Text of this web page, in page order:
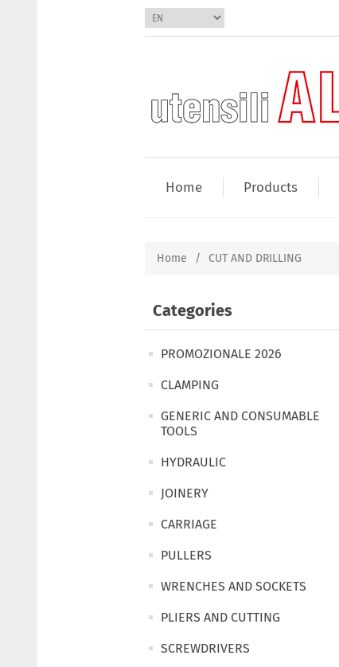
Home Products
Home / CUT AND DRILLING
Categories
PROMOZIONALE 2026
CLAMPING
GENERIC AND CONSUMABLE
TOOLS
HYDRAULIC
JOINERY
CARRIAGE
PULLERS
WRENCHES AND SOCKETS
PLIERS AND CUTTING
SCREWDRIVERS